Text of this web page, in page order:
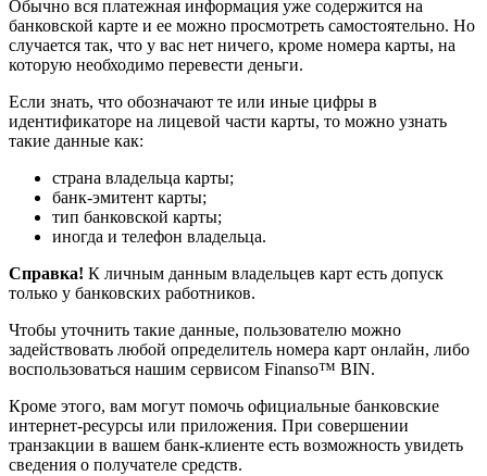
Обычно вся платежная информация уже содержится на
банковской карте и ее можно просмотреть самостоятельно. Но
случается так, что у вас нет ничего, кроме номера карты, на
которую необходимо перевести деньги.
Если знать, что обозначают те или иные цифры в
идентификаторе на лицевой части карты, то можно узнать
такие данные как:
страна владельца карты;
банк-эмитент карты;
тип банковской карты;
иногда и телефон владельца.
Справка! К личным данным владельцев карт есть допуск
только у банковских работников.
Чтобы уточнить такие данные, пользователю можно
задействовать любой определитель номера карт онлайн, либо
воспользоваться нашим сервисом Finanso™ BIN.
Кроме этого, вам могут помочь официальные банковские
интернет-ресурсы или приложения. При совершении
транзакции в вашем банк-клиенте есть возможность увидеть
сведения о получателе средств.